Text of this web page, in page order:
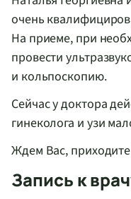
очень
На приеме, при
провести
и кольпоскопию.
Сейчас у доктора
гинеколога и узи
Ждем Вас,
Запись к